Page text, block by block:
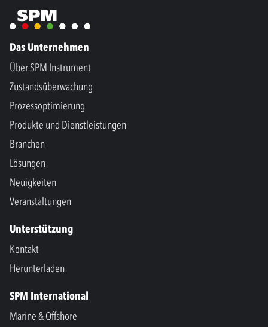
Das Unternehmen
Über SPM Instrument
Zustandsüberwachung
Prozessoptimierung
Produkte und Dienstleistungen
Branchen
Lösungen
Neuigkeiten
Veranstaltungen
Unterstützung
Kontakt
Herunterladen
SPM International
Marine & Offshore